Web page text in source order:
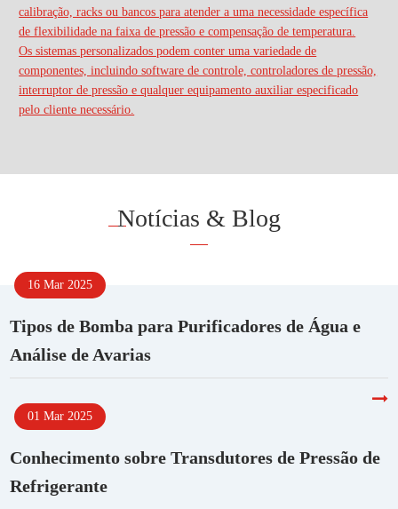
calibração, racks ou bancos para atender a uma necessidade específica
de flexibilidade na faixa de pressão e compensação de temperatura.
Os sistemas personalizados podem conter uma variedade de
componentes, incluindo software de controle, controladores de pressão,
interruptor de pressão e qualquer equipamento auxiliar especificado
pelo cliente necessário.
Notícias & Blog
16 Mar 2025
Tipos de Bomba para Purificadores de Água e
Análise de Avarias
01 Mar 2025
Conhecimento sobre Transdutores de Pressão de
Refrigerante